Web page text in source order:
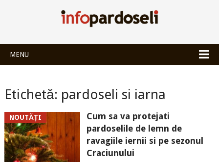
MENU
Etichetă: pardoseli si iarna
NOUTĂȚI
Cum sa va protejati
pardoselile de lemn de
ravagiile iernii si pe sezonul
Craciunului